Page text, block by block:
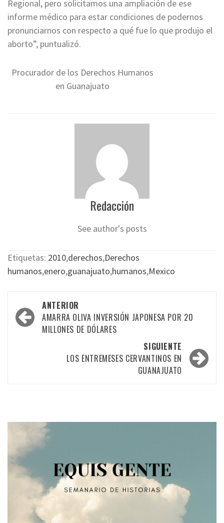
Regional, pero solicitamos una ampliación de ese
informe médico para estar condiciones de podernos
pronunciarnos con respecto a qué fue lo que produjo el
aborto”, puntualizó.
Procurador de los Derechos Humanos
en Guanajuato
Redacción
See author's posts
Etiquetas: 2010,derechos,Derechos
humanos,enero,guanajuato,humanos,Mexico
Navegación
por
ANTERIOR
AMARRA OLIVA INVERSIÓN JAPONESA POR 20
MILLONES DE DÓLARES
SIGUIENTE
LOS ENTREMESES CERVANTINOS EN
GUANAJUATO